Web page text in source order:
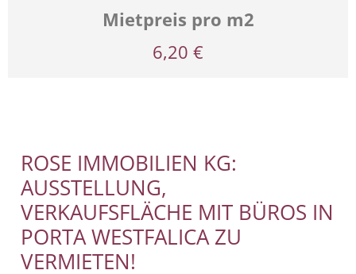
Mietpreis pro m2
6,20 €
ROSE IMMOBILIEN KG:
AUSSTELLUNG,
VERKAUFSFLÄCHE MIT BÜROS IN
PORTA WESTFALICA ZU
VERMIETEN!